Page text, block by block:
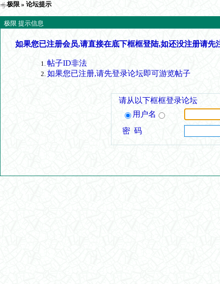
极限 » 论坛提示
极限 提示信息
如果您已注册会员,请直接在底下框框登陆,如还没注册请先
帖子ID非法
如果您已注册,请先登录论坛即可游览帖子
请从以下框框登录论坛
用户名
密 码